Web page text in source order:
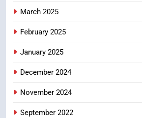
March 2025
February 2025
January 2025
December 2024
November 2024
September 2022